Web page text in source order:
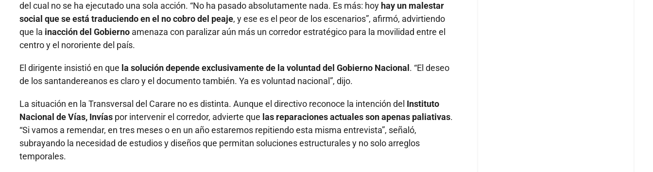
del cual no se ha ejecutado una sola acción. “No ha pasado absolutamente nada. Es más: hoy hay un malestar
social que se está traduciendo en el no cobro del peaje, y ese es el peor de los escenarios”, afirmó, advirtiendo
que la inacción del Gobierno amenaza con paralizar aún más un corredor estratégico para la movilidad entre el
centro y el nororiente del país.
El dirigente insistió en que la solución depende exclusivamente de la voluntad del Gobierno Nacional . “El deseo
de los santandereanos es claro y el documento también. Ya es voluntad nacional”, dijo.
La situación en la Transversal del Carare no es distinta. Aunque el directivo reconoce la intención del Instituto
Nacional de Vías, Invías por intervenir el corredor, advierte que las reparaciones actuales son apenas paliativas.
“Si vamos a remendar, en tres meses o en un año estaremos repitiendo esta misma entrevista”, señaló,
subrayando la necesidad de estudios y diseños que permitan soluciones estructurales y no solo arreglos
temporales.